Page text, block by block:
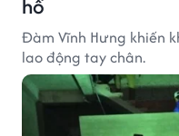
Đàm Vĩnh Hưng khiến
lao động tay chân.